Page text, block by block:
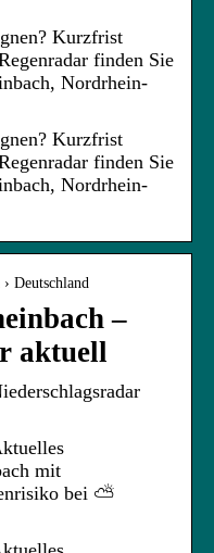
Kurzfrist
finden Sie
Nordrhein-
Kurzfrist
finden Sie
Nordrhein-
Deutschland
–
aktuell
mit
bei ⛅